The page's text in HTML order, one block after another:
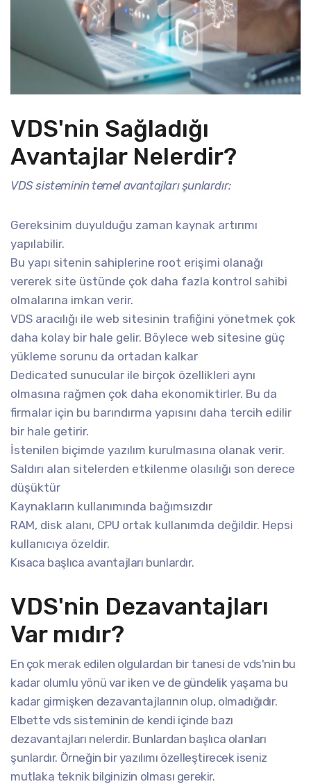
VDS'nin Sağladığı
Avantajlar Nelerdir?
VDS sisteminin temel avantajları şunlardır:
Gereksinim duyulduğu zaman kaynak artırımı
yapılabilir.
Bu yapı sitenin sahiplerine root erişimi olanağı
vererek site üstünde çok daha fazla kontrol sahibi
olmalarına imkan verir.
VDS aracılığı ile web sitesinin trafiğini yönetmek çok
daha kolay bir hale gelir. Böylece web sitesine güç
yükleme sorunu da ortadan kalkar
Dedicated sunucular ile birçok özellikleri aynı
olmasına rağmen çok daha ekonomiktirler. Bu da
firmalar için bu barındırma yapısını daha tercih edilir
bir hale getirir.
İstenilen biçimde yazılım kurulmasına olanak verir.
Saldırı alan sitelerden etkilenme olasılığı son derece
düşüktür
Kaynakların kullanımında bağımsızdır
RAM, disk alanı, CPU ortak kullanımda değildir. Hepsi
kullanıcıya özeldir.
Kısaca başlıca avantajları bunlardır.
VDS'nin Dezavantajları
Var mıdır?
En çok merak edilen olgulardan bir tanesi de vds'nin bu
kadar olumlu yönü var iken ve de gündelik yaşama bu
kadar girmişken dezavantajlarının olup, olmadığıdır.
Elbette vds sisteminin de kendi içinde bazı
dezavantajları nelerdir. Bunlardan başlıca olanları
şunlardır. Örneğin bir yazılımı özelleştirecek iseniz
mutlaka teknik bilginizin olması gerekir.